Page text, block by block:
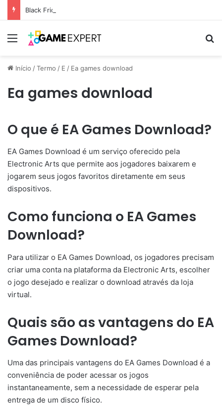
Black Friday: descontos incríveis em eletrônicos
Menu
Início /Termo / E / Ea games download
Ea games download
O que é EA Games Download?
EA Games Download é um serviço oferecido pela
Electronic Arts que permite aos jogadores baixarem e
jogarem seus jogos favoritos diretamente em seus
dispositivos.
Como funciona o EA Games
Download?
Para utilizar o EA Games Download, os jogadores precisam
criar uma conta na plataforma da Electronic Arts, escolher
o jogo desejado e realizar o download através da loja
virtual.
Quais são as vantagens do EA
Games Download?
Uma das principais vantagens do EA Games Download é a
conveniência de poder acessar os jogos
instantaneamente, sem a necessidade de esperar pela
entrega de um disco físico.